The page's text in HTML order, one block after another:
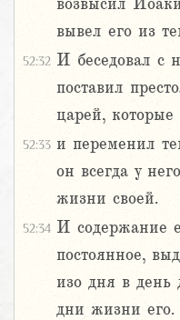
возвысил
вывел его из
52:32 И беседовал с
поставил
царей,
52:33 и переменил
он всегда у
жизни своей.
52:34 И содержание
постоянное,
изо дня в день
дни жизни его.